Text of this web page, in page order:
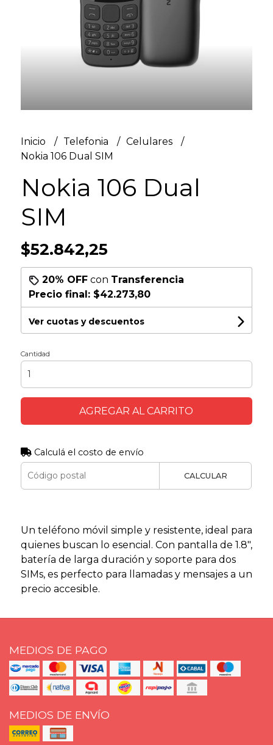
Inicio Telefonia
Celulares
Nokia 106 Dual SIM
Nokia 106 Dual
SIM
$52.842,25
20% OFFcon Transferencia
Precio final: $42.273,80
Ver cuotas y descuentos
Cantidad
AGREGAR AL CARRITO
Calculá el costo de envío
CALCULAR
Un teléfono móvil simple y resistente, ideal para
quienes buscan lo esencial. Con pantalla de 1.8",
batería de larga duración y soporte para dos
SIMs, es perfecto para llamadas y mensajes a un
precio accesible.
MEDIOS DE PAGO
MEDIOS DE ENVÍO